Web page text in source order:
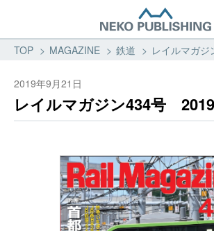
TOP MAGAZINE 鉄道 レイルマガ
2019年9月21日
レイルマガジン434号